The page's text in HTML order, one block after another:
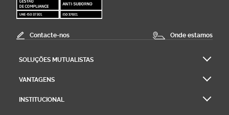
Contacte-nos Onde estamos
SOLUÇÕES MUTUALISTAS
VANTAGENS
INSTITUCIONAL